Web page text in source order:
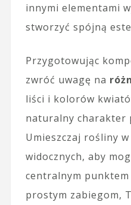
innymi elementami
stworzyć spójną
Przygotowując
zwróć uwagę na
liści i kolorów
naturalny charakter
Umieszczaj rośliny
widocznych, aby
centralnym
prostym zabiegom,